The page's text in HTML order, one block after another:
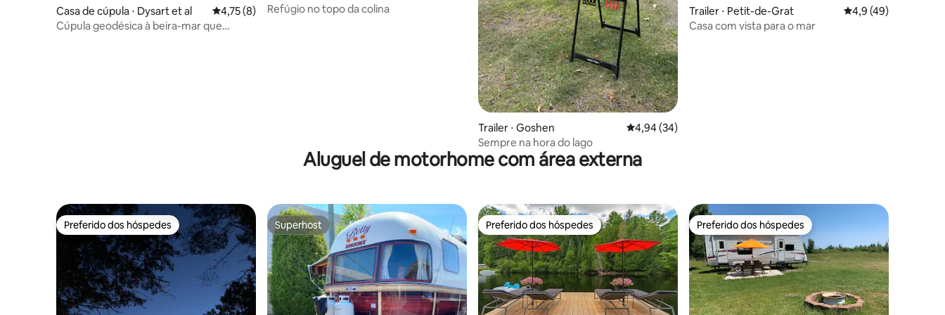
Casa de cúpula ⋅ Dysart et al 4,75 de uma avaliação média de 5, 8 avaliações
4,75 (8)
Cúpula geodésica à beira-mar que
Refúgio no topo da colina
Trailer ⋅ Goshen 4,94 de uma avaliação média de 5, 34 avaliações
4,94 (34)
Sempre na hora do lago
Trailer ⋅ Petit-de-Grat 4,9 de uma
4,9 (49)
Casa com vista para o mar
Aluguel de motorhome com área externa
Preferido dos hóspedes
Preferido dos hóspedes Superhost
Superhost Preferido dos hóspedes
Preferido dos hóspedes Preferido dos hóspedes
Preferido dos hóspedes